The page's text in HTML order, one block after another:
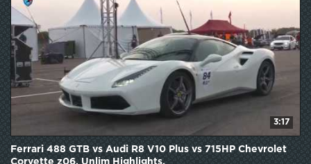
3:17
Ferrari 488 GTB vs Audi R8 V10 Plus vs 715HP Chevrolet
Corvette z06. Unlim Highlights.